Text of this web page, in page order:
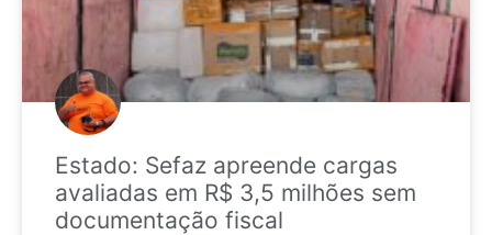
Estado: Sefaz apreende cargas
avaliadas em R$ 3,5 milhões sem
documentação fiscal